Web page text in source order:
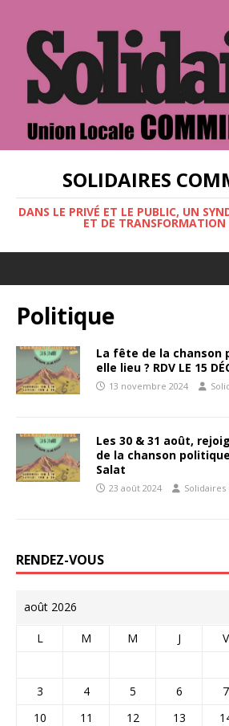
SOLIDAIRES
DANS LE PRIVÉ ET LE PUBLIC, UN
ET DE TRANSFORMATION
Politique
La fête de la chanson
elle lieu ? RDV LE 15
13 novembre 2024
Les 30 & 31 août,
de la chanson
Salat
23 août 2024
RENDEZ-VOUS
août 2026
L M M J V
3
4 5 6 7
10
11 12 13